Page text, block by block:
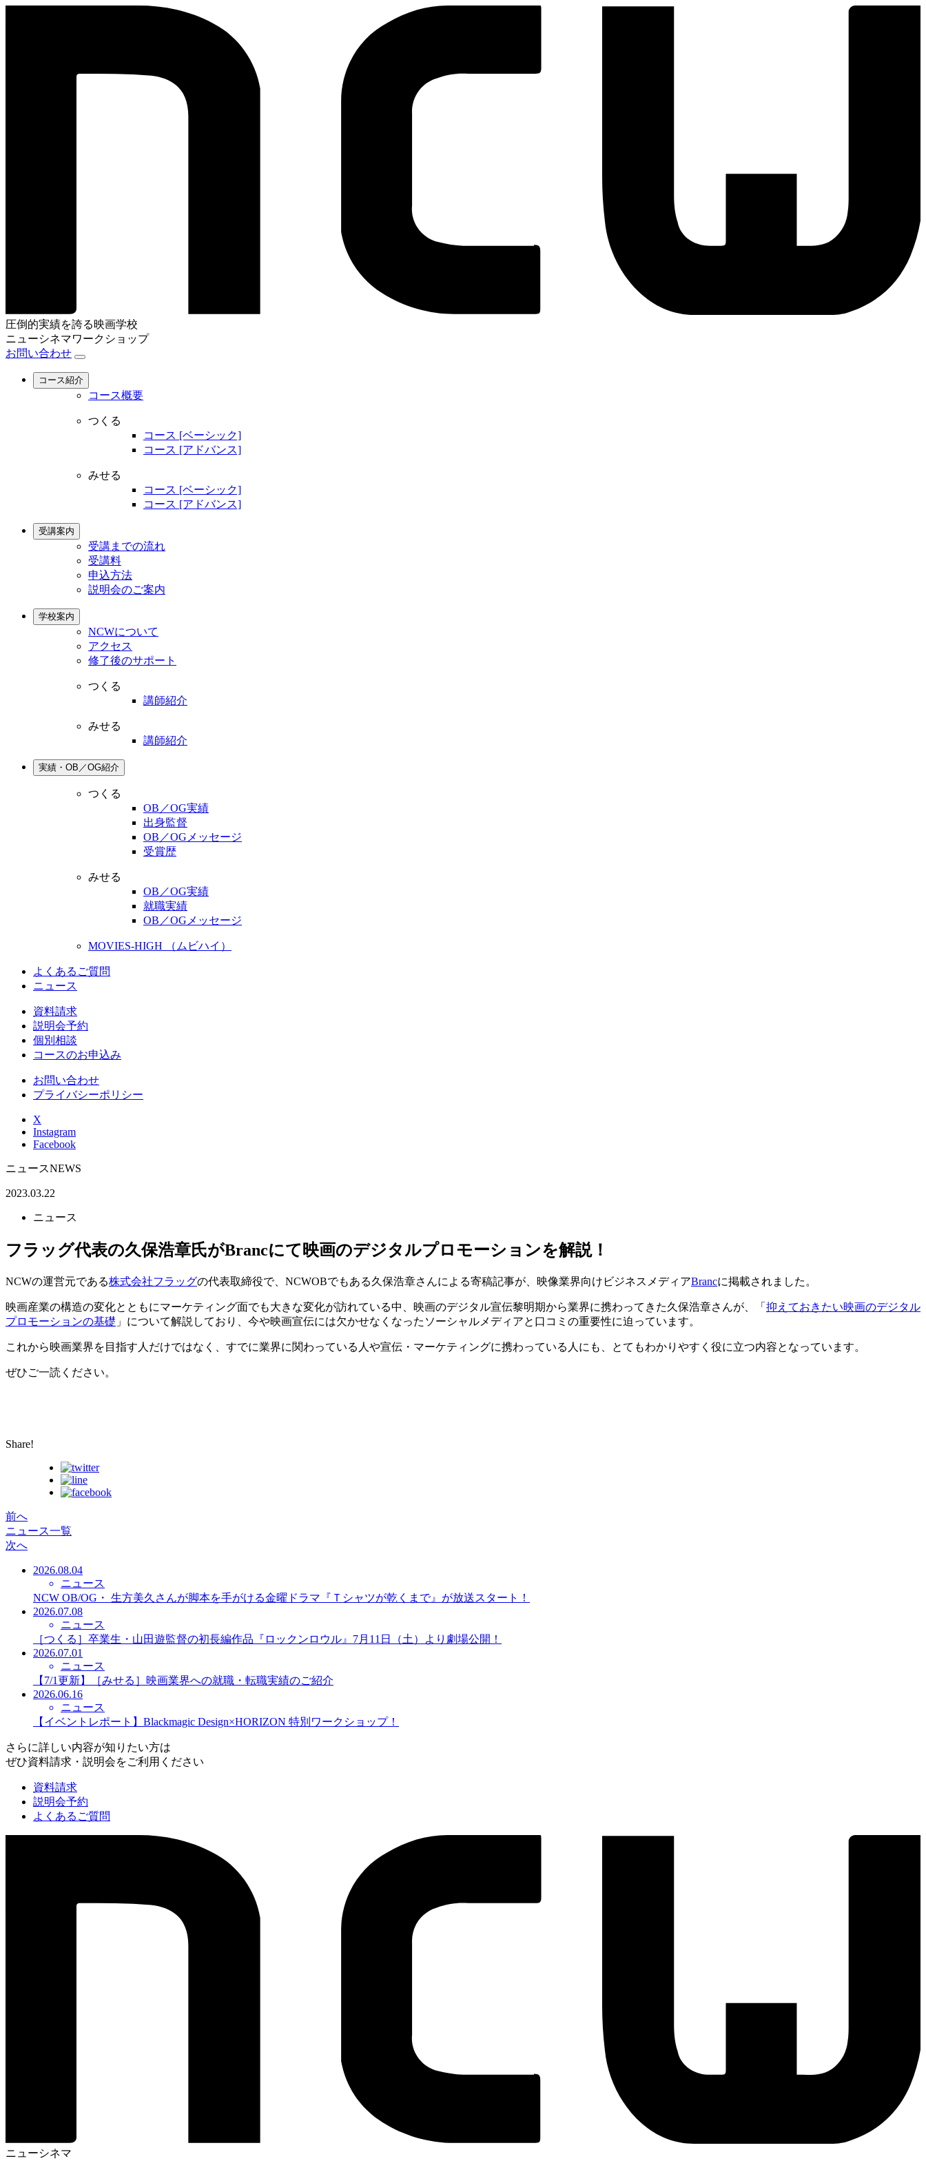
圧倒的実績を誇る映画学校
ニューシネマワークショップ
お問い合わせ
コース紹介
コース概要
つくる
コース [ベーシック]
コース [アドバンス]
みせる
コース [ベーシック]
コース [アドバンス]
受講案内
受講までの流れ
受講料
申込方法
説明会のご案内
学校案内
NCWについて
アクセス
修了後のサポート
つくる
講師紹介
みせる
講師紹介
実績・OB／OG紹介
つくる
OB／OG実績
出身監督
OB／OGメッセージ
受賞歴
みせる
OB／OG実績
就職実績
OB／OGメッセージ
MOVIES-HIGH （ムビハイ）
よくあるご質問
ニュース
資料請求
説明会予約
個別相談
コースのお申込み
お問い合わせ
プライバシーポリシー
X
Instagram
Facebook
ニュースNEWS
2023.03.22
ニュース
フラッグ代表の久保浩章氏がBrancにて映画のデジタルプロモーションを解説！
NCWの運営元である株式会社フラッグの代表取締役で、NCWOBでもある久保浩章さんによる寄稿記事が、 映像業界向けビジネスメディアBrancに掲載されました。
映画産業の構造の変化とともにマーケティング面でも大きな変化が訪れている中、映画のデジタル宣伝黎明期から業界に携わってきた久保浩章さんが、「 抑えておきたい映画のデジタル
プロモーションの基礎 」について解説しており、 今や映画宣伝には欠かせなくなったソーシャルメディアと口コミの重要性に迫っています。
これから映画業界を目指す 人 だけではなく、すでに業界に関わっている 人 や宣伝・マーケティングに携わっている 人 にも、 とてもわかりやすく役に立つ内容となっています。
ぜひご一読ください。
Share!
前へ
ニュース一覧
次へ
2026.08.04
ニュース
NCW OB/OG・ 生方美久さんが脚本を手がける金曜ドラマ『Ｔシャツが乾くまで』が放送スタート！
2026.07.08
ニュース
［つくる］卒業生・山田遊監督の初長編作品『ロックンロウル』7月11日（土）より劇場公開！
2026.07.01
ニュース
【7/1更新】［みせる］映画業界への就職・転職実績のご紹介
2026.06.16
ニュース
【イベントレポート】Blackmagic Design×HORIZON 特別ワークショップ！
さらに詳しい内容が知りたい方は
ぜひ資料請求・説明会をご利用ください
資料請求
説明会予約
よくあるご質問
ニューシネマ